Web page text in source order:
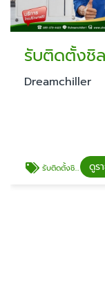
Dreamchiller
รับติดตั้งชิลเลอร์ (Chiller)